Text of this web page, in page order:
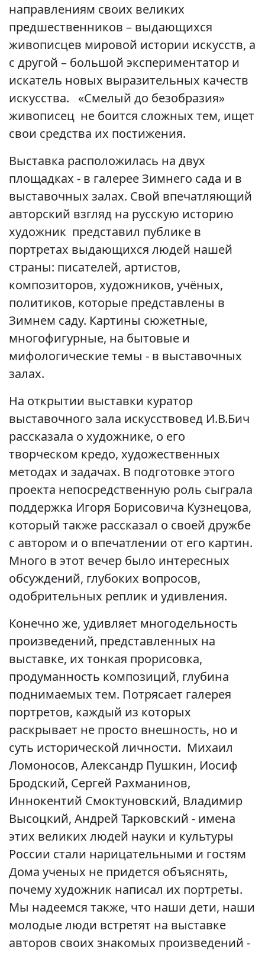
направлениям своих великих
предшественников – выдающихся
живописцев мировой истории искусств, а
с другой – большой экспериментатор и
искатель новых выразительных качеств
искусства. «Смелый до безобразия»
живописец не боится сложных тем, ищет
свои средства их постижения.
Выставка расположилась на двух
площадках - в галерее Зимнего сада и в
выставочных залах. Свой впечатляющий
авторский взгляд на русскую историю
художник представил публике в
портретах выдающихся людей нашей
страны: писателей, артистов,
композиторов, художников, учёных,
политиков, которые представлены в
Зимнем саду. Картины сюжетные,
многофигурные, на бытовые и
мифологические темы - в выставочных
залах.
На открытии выставки куратор
выставочного зала искусствовед И.В.Бич
рассказала о художнике, о его
творческом кредо, художественных
методах и задачах. В подготовке этого
проекта непосредственную роль сыграла
поддержка Игоря Борисовича Кузнецова,
который также рассказал о своей дружбе
с автором и о впечатлении от его картин.
Много в этот вечер было интересных
обсуждений, глубоких вопросов,
одобрительных реплик и удивления.
Конечно же, удивляет многодельность
произведений, представленных на
выставке, их тонкая прорисовка,
продуманность композиций, глубина
поднимаемых тем. Потрясает галерея
портретов, каждый из которых
раскрывает не просто внешность, но и
суть исторической личности. Михаил
Ломоносов, Александр Пушкин, Иосиф
Бродский, Сергей Рахманинов,
Иннокентий Смоктуновский, Владимир
Высоцкий, Андрей Тарковский - имена
этих великих людей науки и культуры
России стали нарицательными и гостям
Дома ученых не придется объяснять,
почему художник написал их портреты.
Мы надеемся также, что наши дети, наши
молодые люди встретят на выставке
авторов своих знакомых произведений -